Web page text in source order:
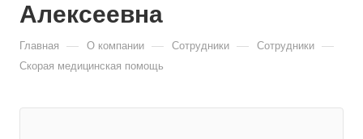
Алексеевна
Главная — О компании — Сотрудники — Сотрудники —
Скорая медицинская помощь